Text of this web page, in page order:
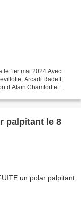
le 1er mai 2024 Avec
Arcadi Radeff,
d’Alain Chamfort et
palpitant le 8